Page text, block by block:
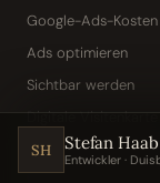
Google-Ads-Kosten
Ads optimieren
Sichtbar werden
Digitale Visitenkarte
KI-Assistent (Toni ·
SH Stefan Haab
Entwickler ·